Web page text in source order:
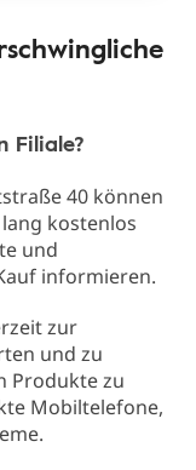
Filiale?
40 können
kostenlos
und
informieren.
zur
und zu
Produkte zu
Mobiltelefone,